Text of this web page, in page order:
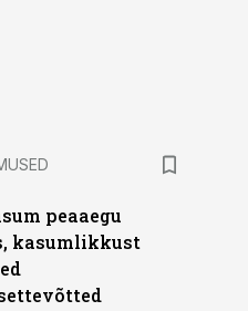
peaaegu
kasumlikkust